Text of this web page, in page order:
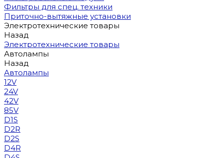
Фильтры для спец. техники
Приточно-вытяжные установки
Электротехнические товары
Назад
Электротехнические товары
Автолампы
Назад
Автолампы
12V
24V
42V
85V
D1S
D2R
D2S
D4R